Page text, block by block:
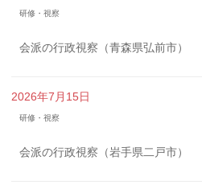
研修・視察
会派の行政視察（青森県弘前市）
2026年7月15日
研修・視察
会派の行政視察（岩手県二戸市）